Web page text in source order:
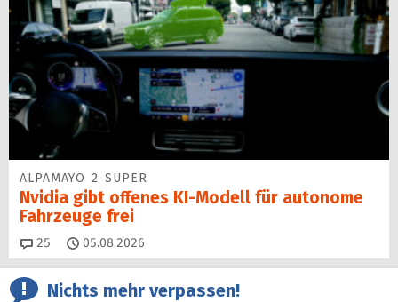
ALPAMAYO 2 SUPER
Nvidia gibt offenes KI-Modell für autonome
Fahrzeuge frei
25 Kommentare
05.08.2026
Nichts mehr verpassen!